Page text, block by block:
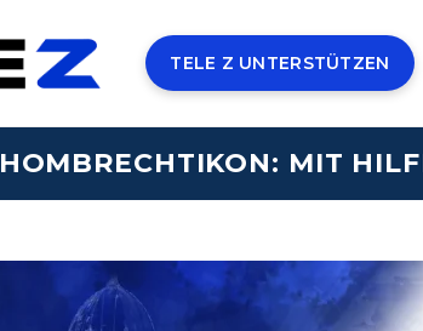
TELE Z UNTERSTÜTZEN
HOMBRECHTIKON: MIT